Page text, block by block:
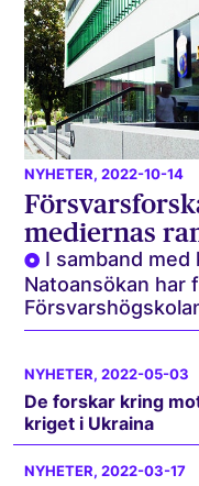
NYHETER, 2022-10-14
mediernas
I samband med
Natoansökan har
NYHETER, 2022-05-03
De forskar kring
kriget i Ukraina
NYHETER, 2022-03-17